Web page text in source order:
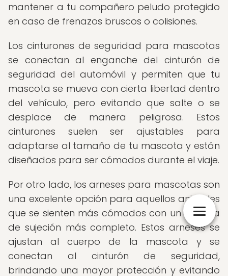
mantener a tu compañero peludo protegido
en caso de frenazos bruscos o colisiones.
Los cinturones de seguridad para mascotas
se conectan al enganche del cinturón de
seguridad del automóvil y permiten que tu
mascota se mueva con cierta libertad dentro
del vehículo, pero evitando que salte o se
desplace de manera peligrosa. Estos
cinturones suelen ser ajustables para
adaptarse al tamaño de tu mascota y están
diseñados para ser cómodos durante el viaje.
Por otro lado, los arneses para mascotas son
una excelente opción para aquellos animales
que se sienten más cómodos con un sistema
de sujeción más completo. Estos arneses se
ajustan al cuerpo de la mascota y se
conectan al cinturón de seguridad,
brindando una mayor protección y evitando